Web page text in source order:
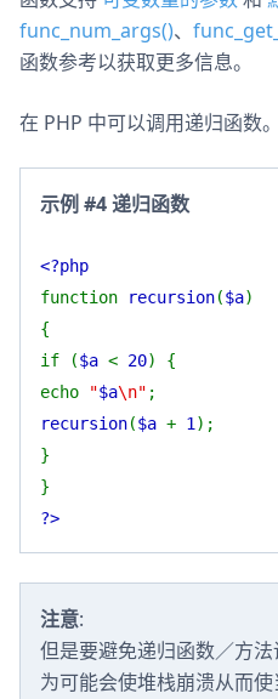
func_num_args()、
函数参考以获取更多信息。
在 PHP 中可以调用递归函数。
示例 #4 递归函数
<?php
function
recursion($a)
{
if ($a < 20) {
echo
"$a\n" ;
recursion($a + 1 );
}
}
?>
注意:
但是要避免递归函数／方
为可能会使堆栈崩溃从而